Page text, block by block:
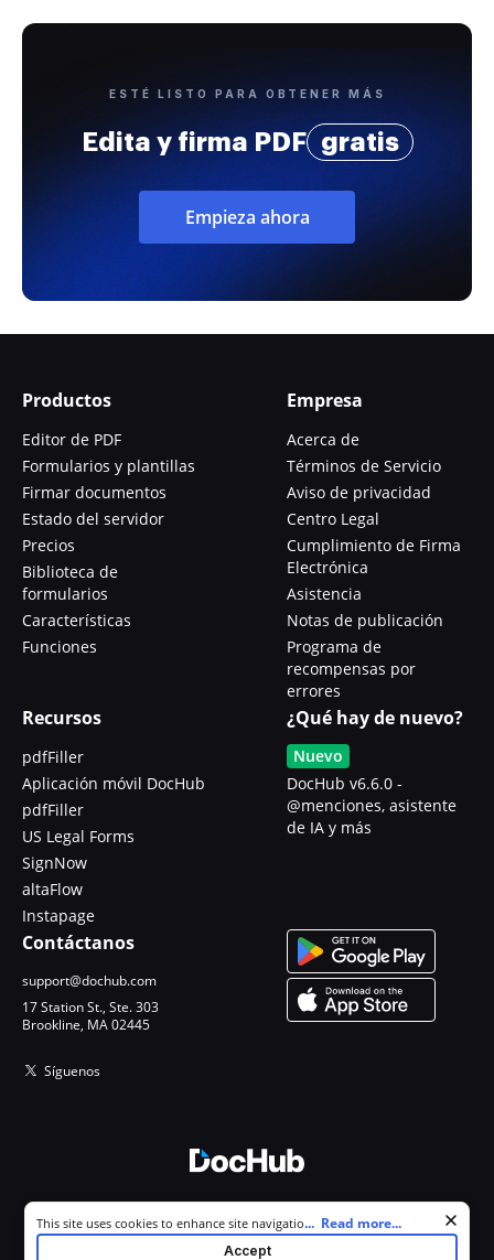
ESTÉ LISTO PARA OBTENER MÁS
Edita y firma PDF gratis
Empieza ahora
Productos
Editor de PDF
Formularios y plantillas
Firmar documentos
Estado del servidor
Precios
Biblioteca de
formularios
Características
Funciones
Empresa
Acerca de
Términos de Servicio
Aviso de privacidad
Centro Legal
Cumplimiento de Firma
Electrónica
Asistencia
Notas de publicación
Programa de
recompensas por
errores
Recursos
pdfFiller
Aplicación móvil DocHub
pdfFiller
US Legal Forms
SignNow
altaFlow
Instapage
¿Qué hay de nuevo?
Nuevo
DocHub v6.6.0 -
@menciones, asistente
de IA y más
Contáctanos
support@dochub.com
17 Station St., Ste. 303
Brookline, MA 02445
Síguenos
Todos los derechos reservados.
Cookie consent notice
This site uses cookies to enhance site navigation and personalize
your experience. By using this site you agree to our use of cookies as
... Read more...
Accept